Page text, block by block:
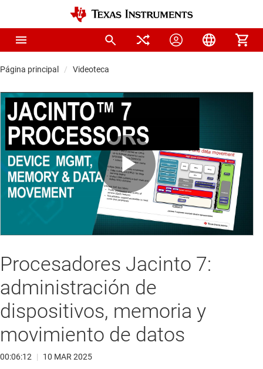
Página principal Videoteca
Play
Video
Procesadores Jacinto 7:
administración de
dispositivos, memoria y
movimiento de datos
00:06:12 | 10 MAR 2025